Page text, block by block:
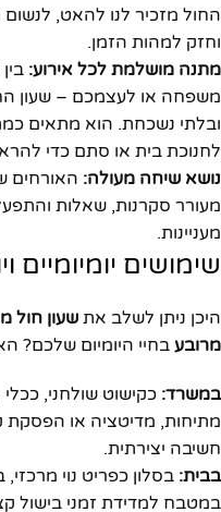
החול מזכיר לנו להאט,
וחזק למהות הזמן.
מתנה מושלמת לכל אירוע:
משפחה או לעצמכם – שעון
ובלתי נשכחת. הוא מתאים
לחנוכת בית או סתם כדי
נושא שיחה מעולה: האורחים
מעורר סקרנות, שאלות
מעניינות.
שימושים יומיומיים
היכן ניתן לשלב את
מרובע בחיי היומיום שלכם?
במשרד: כקישוט שולחני,
מתיחות, מדיטציה או
חשיבה יצירתית.
בבית: בסלון כפריט נוי
במטבח למדידת זמני בישול